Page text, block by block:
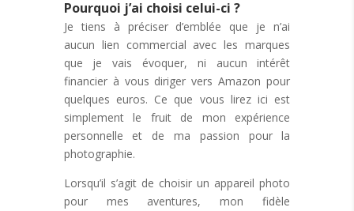
Pourquoi j’ai choisi celui-ci ?
Je tiens à préciser d’emblée que je n’ai
aucun lien commercial avec les marques
que je vais évoquer, ni aucun intérêt
financier à vous diriger vers Amazon pour
quelques euros. Ce que vous lirez ici est
simplement le fruit de mon expérience
personnelle et de ma passion pour la
photographie.
Lorsqu’il s’agit de choisir un appareil photo
pour mes aventures, mon fidèle